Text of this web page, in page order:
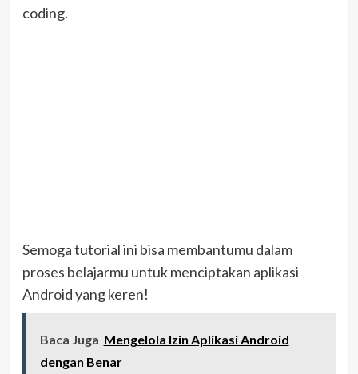
coding.
Semoga tutorial ini bisa membantumu dalam
proses belajarmu untuk menciptakan aplikasi
Android yang keren!
Baca Juga Mengelola Izin Aplikasi Android
dengan Benar